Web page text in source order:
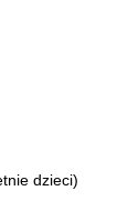
dzieci)